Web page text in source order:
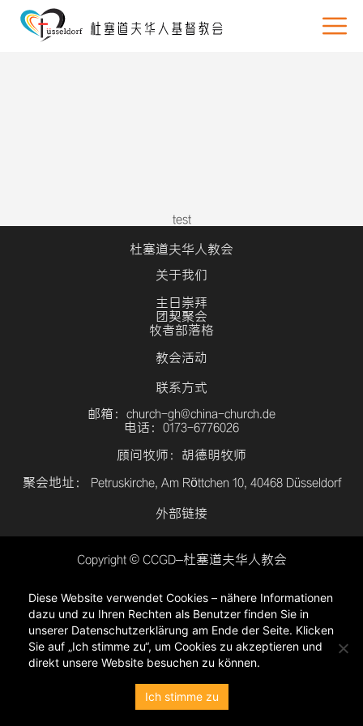
test
杜塞道夫华人教会
关于我们
主日崇拜
团契聚会
牧者部落格
教会活动
联系方式
邮箱：church-gh@china-church.de
电话：0173-6776026
顾问牧师：胡德明牧师
聚会地址： Petruskirche, Am Röttchen 10, 40468 Düsseldorf
外部链接
Copyright © CCGD–杜塞道夫华人教会
隐私政策
Diese Website verwendet Cookies – nähere Informationen
dazu und zu Ihren Rechten als Benutzer finden Sie in
unserer Datenschutzerklärung am Ende der Seite. Klicken
Sie auf „Ich stimme zu“, um Cookies zu akzeptieren und
direkt unsere Website besuchen zu können.
Ich stimme zu